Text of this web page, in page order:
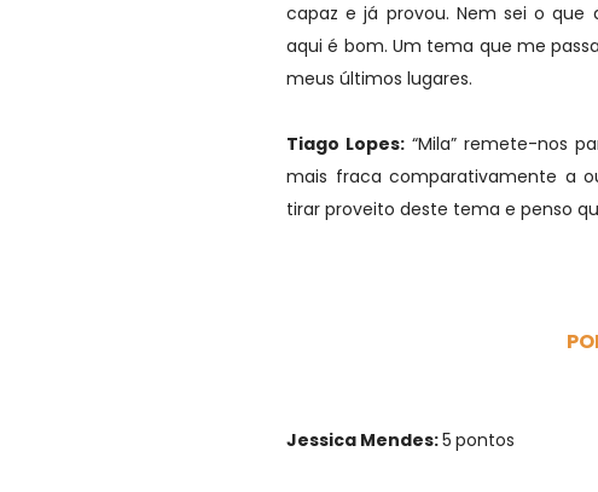
capaz e já provou. Nem sei o
aqui é bom. Um tema que me
meus últimos lugares.
Tiago Lopes: “Mila” remete-nos
mais fraca comparativamente a
tirar proveito deste tema e penso
Jessica Mendes:5 pontos